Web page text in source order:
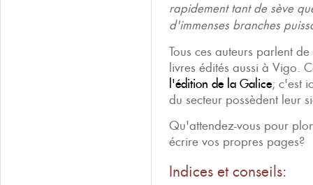
rapidement tant de sève
d'immenses branches
Tous ces auteurs parlent
livres édités aussi à Vigo.
l'édition de la Galice; c'est
du secteur possèdent leur
Qu'attendez-vous pour
écrire vos propres pages?
Indices et conseils: